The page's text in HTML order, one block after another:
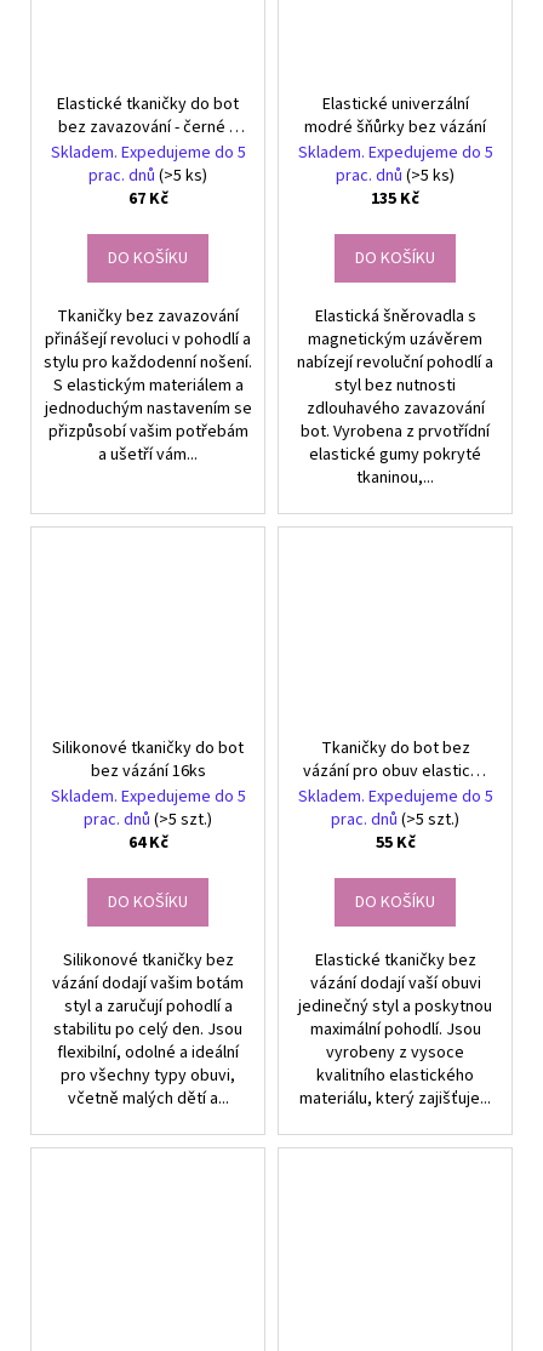
Elastické tkaničky do bot
bez zavazování - černé 2
ks SDB01CZ
Skladem. Expedujeme do 5
prac. dnů (>5 ks)
67 Kč
DO KOŠÍKU
Tkaničky bez zavazování
přinášejí revoluci v pohodlí a
stylu pro každodenní nošení.
S elastickým materiálem a
jednoduchým nastavením se
přizpůsobí vašim potřebám
a ušetří vám...
Elastické univerzální
modré šňůrky bez vázání
Skladem. Expedujeme do 5
prac. dnů (>5 ks)
135 Kč
DO KOŠÍKU
Elastická šněrovadla s
magnetickým uzávěrem
nabízejí revoluční pohodlí a
styl bez nutnosti
zdlouhavého zavazování
bot. Vyrobena z prvotřídní
elastické gumy pokryté
tkaninou,...
Silikonové tkaničky do bot
bez vázání 16ks
Skladem. Expedujeme do 5
prac. dnů (>5 szt.)
64 Kč
DO KOŠÍKU
Silikonové tkaničky bez
vázání dodají vašim botám
styl a zaručují pohodlí a
stabilitu po celý den. Jsou
flexibilní, odolné a ideální
pro všechny typy obuvi,
včetně malých dětí a...
Tkaničky do bot bez
vázání pro obuv elastické
gumové tkaničky 100 cm
Skladem. Expedujeme do 5
prac. dnů (>5 szt.)
55 Kč
DO KOŠÍKU
Elastické tkaničky bez
vázání dodají vaší obuvi
jedinečný styl a poskytnou
maximální pohodlí. Jsou
vyrobeny z vysoce
kvalitního elastického
materiálu, který zajišťuje...